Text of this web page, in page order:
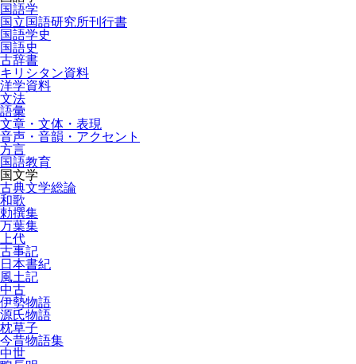
国語学
国立国語研究所刊行書
国語学史
国語史
古辞書
キリシタン資料
洋学資料
文法
語彙
文章・文体・表現
音声・音韻・アクセント
方言
国語教育
国文学
古典文学総論
和歌
勅撰集
万葉集
上代
古事記
日本書紀
風土記
中古
伊勢物語
源氏物語
枕草子
今昔物語集
中世